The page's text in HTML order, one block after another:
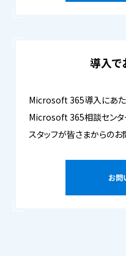
導入で
Microsoft 365導入にあた
Microsoft 365相談セン
スタッフが皆さまからのお
お問